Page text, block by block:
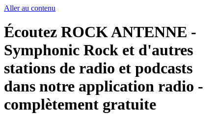
Aller au contenu
Écoutez ROCK ANTENNE -
Symphonic Rock et d'autres
stations de radio et podcasts
dans notre application radio -
complètement gratuite